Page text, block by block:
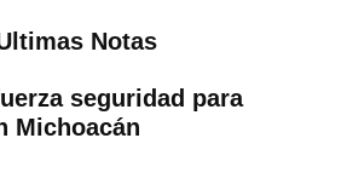
Notas
seguridad para
Michoacán